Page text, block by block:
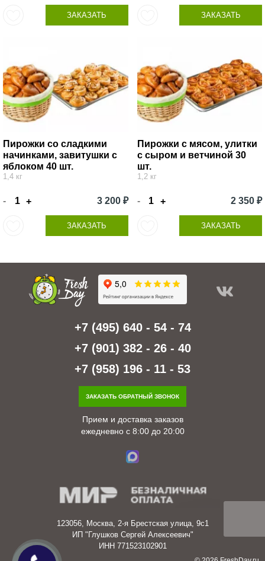
ЗАКАЗАТЬ ЗАКАЗАТЬ
Пирожки со сладкими
начинками, завитушки с
яблоком 40 шт.
1,4 кг
- + 3 200 ₽
ЗАКАЗАТЬ
Пирожки с мясом, улитки
с сыром и ветчиной 30
шт.
1,2 кг
- + 2 350 ₽
ЗАКАЗАТЬ
+7 (495) 640 - 54 - 74
+7 (901) 382 - 26 - 40
+7 (958) 196 - 11 - 53
ЗАКАЗАТЬ ОБРАТНЫЙ ЗВОНОК
Прием и доставка заказов
ежедневно с 8:00 до 20:00
123056, Москва, 2-я Брестская улица, 9с1
ИП "Глушков Сергей Алексеевич"
ИНН 771523102901